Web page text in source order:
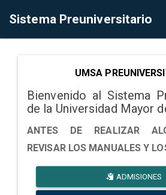
Sistema Preuniversitario
UMSA
Bienvenido al Sistema
de la Universidad Mayor
ANTES DE REALIZAR
REVISAR LOS MANUALES Y
ADMISIONES